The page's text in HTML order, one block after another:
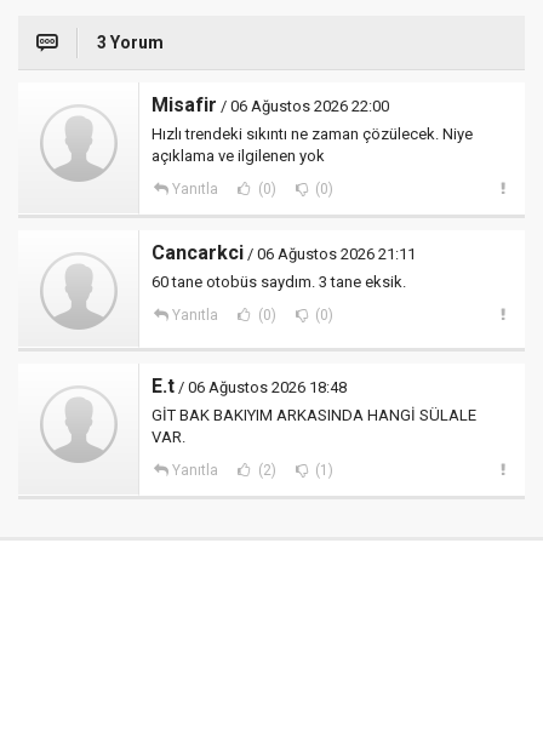
3 Yorum
Misafir / 06 Ağustos 2026 22:00
Hızlı trendeki sıkıntı ne zaman çözülecek. Niye
açıklama ve ilgilenen yok
Yanıtla (0) (0)
Cancarkci / 06 Ağustos 2026 21:11
60 tane otobüs saydım. 3 tane eksik.
Yanıtla (0) (0)
E.t / 06 Ağustos 2026 18:48
GİT BAK BAKIYIM ARKASINDA HANGİ SÜLALE
VAR.
Yanıtla (2) (1)